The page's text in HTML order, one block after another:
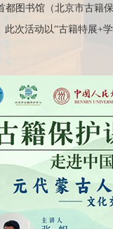
图书馆（北京市古
次活动以“古籍特展